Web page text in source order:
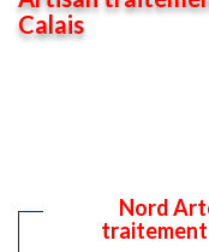
Calais
Nord